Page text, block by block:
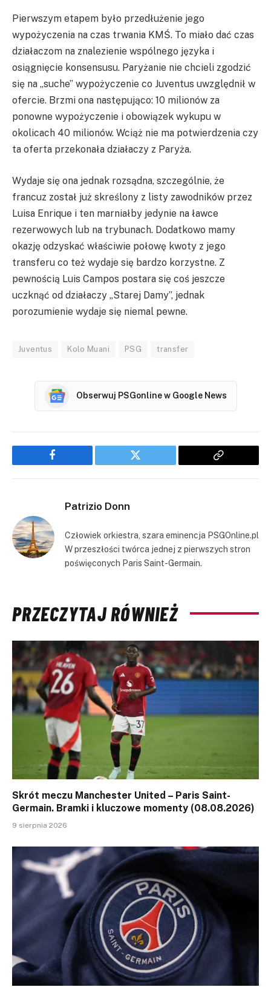
Pierwszym etapem było przedłużenie jego
wypożyczenia na czas trwania KMŚ. To miało dać czas
działaczom na znalezienie wspólnego języka i
osiągnięcie konsensusu. Paryżanie nie chcieli zgodzić
się na „suche” wypożyczenie co Juventus uwzględnił w
ofercie. Brzmi ona następująco: 10 milionów za
ponowne wypożyczenie i obowiązek wykupu w
okolicach 40 milionów. Wciąż nie ma potwierdzenia czy
ta oferta przekonała działaczy z Paryża.
Wydaje się ona jednak rozsądna, szczególnie, że
francuz został już skreślony z listy zawodników przez
Luisa Enrique i ten marniałby jedynie na ławce
rezerwowych lub na trybunach. Dodatkowo mamy
okazję odzyskać właściwie połowę kwoty z jego
transferu co też wydaje się bardzo korzystne. Z
pewnością Luis Campos postara się coś jeszcze
uczknąć od działaczy „Starej Damy”, jednak
porozumienie wydaje się niemal pewne.
Juventus Kolo Muani PSG transfer
Obserwuj PSGonline w Google News
Facebook Twitter
Copy
Patrizio Donn
Człowiek orkiestra, szara eminencja PSGOnline.pl
W przeszłości twórca jednej z pierwszych stron
poświęconych Paris Saint-Germain.
PRZECZYTAJ RÓWNIEŻ
Skrót meczu Manchester United – Paris Saint-
Germain. Bramki i kluczowe momenty (08.08.2026)
9 sierpnia 2026